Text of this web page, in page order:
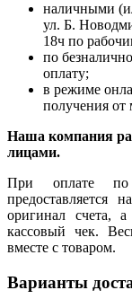
наличными
ул. Б.
18ч по
по
оплату;
в режиме
получения от
Наша компания
лицами.
При оплате по
предоставляется
оригинал счета,
кассовый чек.
вместе с товаром.
Варианты